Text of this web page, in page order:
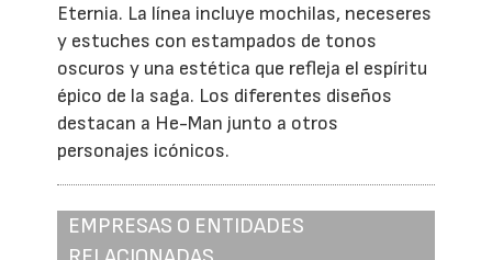
Eternia. La línea incluye mochilas, neceseres
y estuches con estampados de tonos
oscuros y una estética que refleja el espíritu
épico de la saga. Los diferentes diseños
destacan a He-Man junto a otros
personajes icónicos.
EMPRESAS O ENTIDADES